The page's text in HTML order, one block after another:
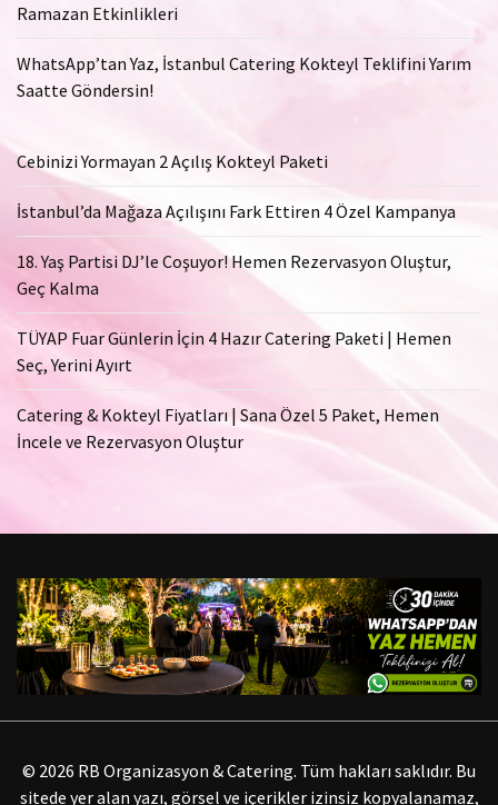
Ramazan Etkinlikleri
WhatsApp’tan Yaz, İstanbul Catering Kokteyl Teklifini Yarım
Saatte Göndersin!
Cebinizi Yormayan 2 Açılış Kokteyl Paketi
İstanbul’da Mağaza Açılışını Fark Ettiren 4 Özel Kampanya
18. Yaş Partisi DJ’le Coşuyor! Hemen Rezervasyon Oluştur,
Geç Kalma
TÜYAP Fuar Günlerin İçin 4 Hazır Catering Paketi | Hemen
Seç, Yerini Ayırt
Catering & Kokteyl Fiyatları | Sana Özel 5 Paket, Hemen
İncele ve Rezervasyon Oluştur
© 2026 RB Organizasyon & Catering. Tüm hakları saklıdır. Bu
sitede yer alan yazı, görsel ve içerikler izinsiz kopyalanamaz,